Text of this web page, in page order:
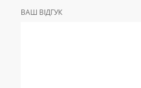
ВАШ ВІДГУК